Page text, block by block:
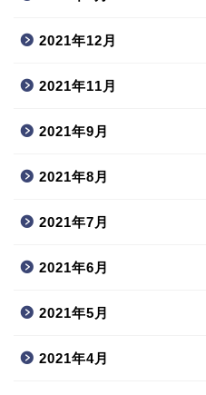
2021年12月
2021年11月
2021年9月
2021年8月
2021年7月
2021年6月
2021年5月
2021年4月